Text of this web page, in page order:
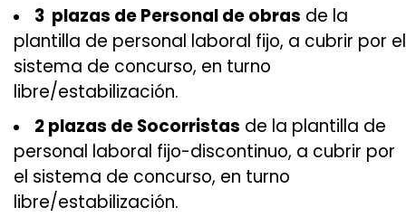
3 plazas de Personal de obras de la
plantilla de personal laboral fijo, a cubrir por el
sistema de concurso, en turno
libre/estabilización.
2 plazas de Socorristas de la plantilla de
personal laboral fijo-discontinuo, a cubrir por
el sistema de concurso, en turno
libre/estabilización.